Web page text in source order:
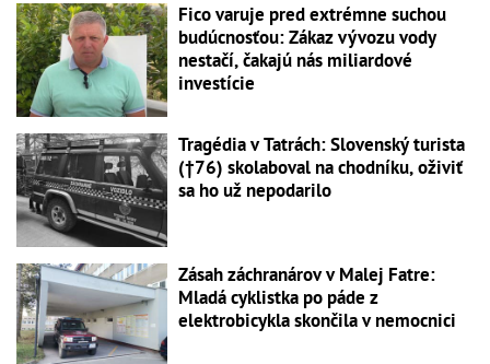
Fico varuje pred extrémne suchou
budúcnosťou: Zákaz vývozu vody
nestačí, čakajú nás miliardové
investície
Tragédia v Tatrách: Slovenský turista
(†76) skolaboval na chodníku, oživiť
sa ho už nepodarilo
Zásah záchranárov v Malej Fatre:
Mladá cyklistka po páde z
elektrobicykla skončila v nemocnici